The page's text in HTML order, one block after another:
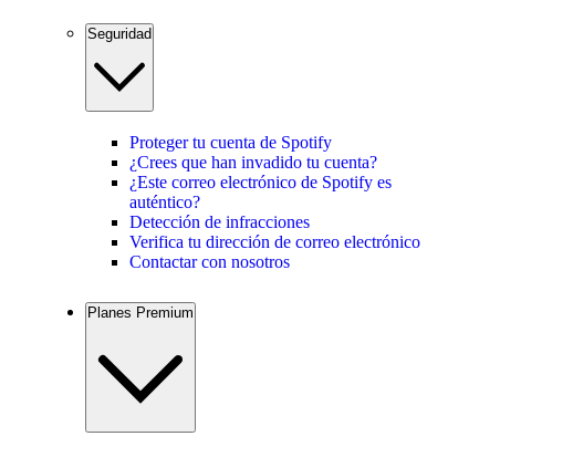
Seguridad
Proteger tu cuenta de Spotify
¿Crees que han invadido tu cuenta?
¿Este correo electrónico de Spotify es
auténtico?
Detección de infracciones
Verifica tu dirección de correo electrónico
Contactar con nosotros
Planes Premium